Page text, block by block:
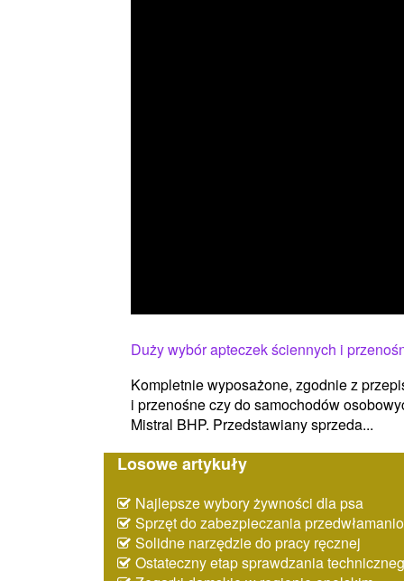
Duży wybór apteczek ściennych i
Kompletnie wyposażone, zgodnie z
i przenośne czy do samochodów
Mistral BHP. Przedstawiany sprzeda...
Losowe artykuły
Najlepsze wybory żywności dla psa
Sprzęt do zabezpieczania
Solidne narzędzie do pracy ręcznej
Ostateczny etap sprawdzania